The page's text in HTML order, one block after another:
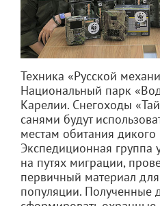
Техника «Русской
Национальный парк
Карелии. Снегоходы
санями будут
местам обитания дикого
Экспедиционная группа
на путях миграции,
первичный материал
популяции. Полученные